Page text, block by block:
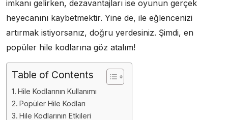
imkanı gelirken, dezavantajları ise oyunun gerçek
heyecanını kaybetmektir. Yine de, ile eğlencenizi
artırmak istiyorsanız, doğru yerdesiniz. Şimdi, en
popüler hile kodlarına göz atalım!
Table of Contents
Hile Kodlarının Kullanımı
Popüler Hile Kodları
Hile Kodlarının Etkileri